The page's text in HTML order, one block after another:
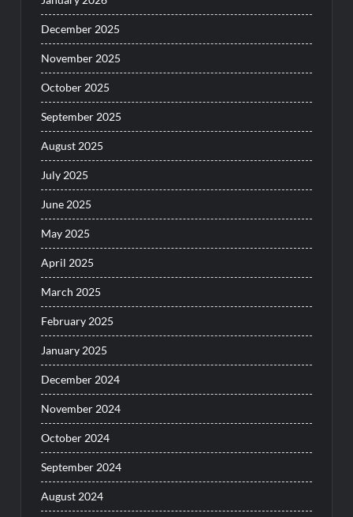
December 2025
November 2025
October 2025
September 2025
August 2025
July 2025
June 2025
May 2025
April 2025
March 2025
February 2025
January 2025
December 2024
November 2024
October 2024
September 2024
August 2024